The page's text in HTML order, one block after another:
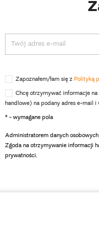
Zapoznałem/łam się z Polityką
Chcę otrzymywać informacje
handlowe) na podany adres e-mail
* - wymagane pola
Administratorem danych
Zgoda na otrzymywanie informacji
prywatności.